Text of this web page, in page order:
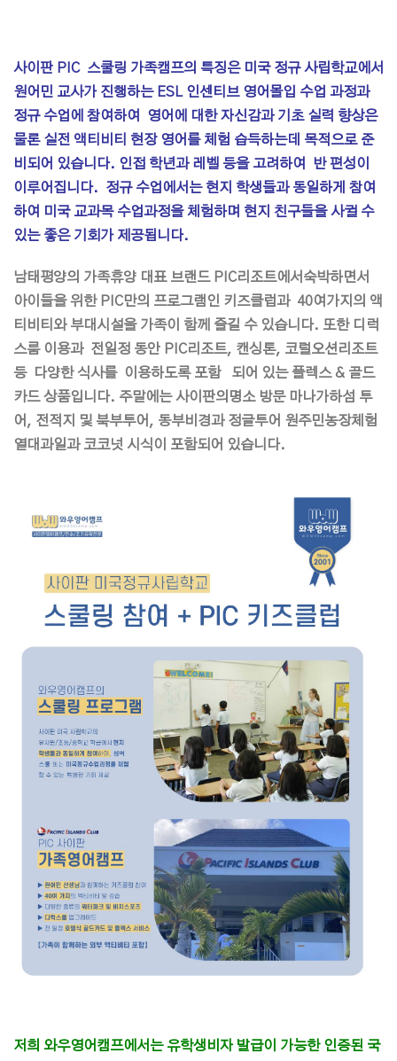
사이판 PIC 스쿨링 가족캠프의 특징은 미국 정규 사립학교에서
원어민 교사가 진행하는 ESL 인센티브 영어몰입 수업 과정과
정규 수업에 참여하여 영어에 대한 자신감과 기초 실력 향상은
물론 실전 액티비티 현장 영어를 체험 습득하는데 목적으로 준
비되어 있습니다. 인접 학년과 레벨 등을 고려하여 반 편성이
이루어집니다. 정규 수업에서는 현지 학생들과 동일하게 참여
하여 미국 교과목 수업과정을 체험하며 현지 친구들을 사귈 수
있는 좋은 기회가 제공됩니다.
남태평양의 가족휴양 대표 브랜드 PIC리조트에서숙박하면서
아이들을 위한 PIC만의 프로그램인 키즈클럽과 40여가지의 액
티비티와 부대시설을 가족이 함께 즐길 수 있습니다. 또한 디럭
스룸 이용과 전일정 동안 PIC리조트, 캔싱톤, 코럴오션리조트
등 다양한 식사를 이용하도록 포함 되어 있는 플렉스 & 골드
카드 상품입니다. 주말에는 사이판의명소 방문 마나가하섬 투
어, 전적지 및 북부투어, 동부비경과 정글투어 원주민농장체험
열대과일과 코코넛 시식이 포함되어 있습니다.
저희 와우영어캠프에서는 유학생비자 발급이 가능한 인증된 국